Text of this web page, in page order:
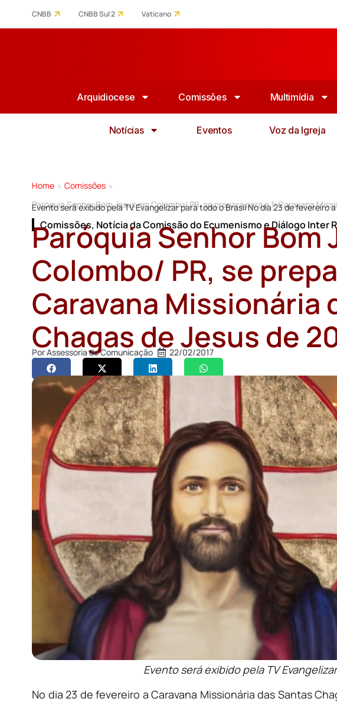
CNBB CNBB Sul 2 Vaticano
Arquidiocese Comissões Multimídia
Notícias Eventos Voz da Igreja
Home > Comissões >
Paróquia Senhor Bom Jesus em Colombo/ PR, se prepara para a 1ª Caravana
Evento será exibido pela TV Evangelizar para todo o Brasil No dia 23 de fevereiro
Comissões, Notícia da Comissão do Ecumenismo e Diálogo Inter
Paróquia Senhor Bom
Colombo/ PR, se
Caravana Missionária
Chagas de Jesus de
PorAssessoria de Comunicação 22/02/2017
Evento será exibido pela TV
No dia 23 de fevereiro a Caravana Missionária das Santas